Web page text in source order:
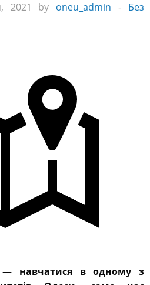
2021 by oneu_admin - Без
навчатися в одному з